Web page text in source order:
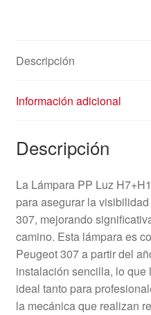
Descripción
Información adicional
Descripción
La Lámpara PP Luz
para asegurar la
307, mejorando
camino. Esta lámpara es
Peugeot 307 a partir del
instalación sencilla, lo
ideal tanto para
la mecánica que realizan